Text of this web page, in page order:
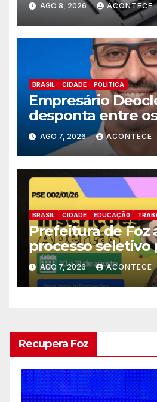
AGO 8, 2026 ACONTECE
BRASIL CIDADE POLITICA
Empresário
desponta entre
nomes do União
deputado estadual
AGO 7, 2026 ACONTECE
BRASIL CIDADE EDUCAÇÃ0
Prefeitura de Foz
processo seletivo
estagiários
AGO 7, 2026 ACONTECE
Recupera Foz